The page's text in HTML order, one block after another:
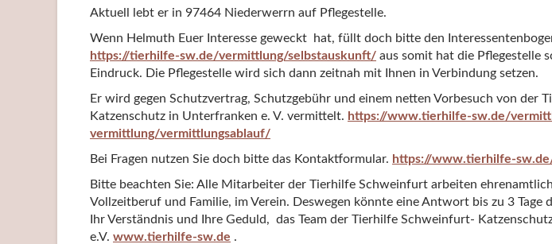
Aktuell lebt er in 97464 Niederwerrn auf Pflegestelle.
Wenn Helmuth Euer Interesse geweckt hat, füllt doch bitte den
https://tierhilfe-sw.de/vermittlung/selbstauskunft/ aus somit hat die Pflegestelle
Eindruck. Die Pflegestelle wird sich dann zeitnah mit Ihnen in Verbindung setzen.
Er wird gegen Schutzvertrag, Schutzgebühr und einem netten Vorbesuch von der
Katzenschutz in Unterfranken e. V. vermittelt. https://www.tierhilfe-sw.de/
vermittlung/vermittlungsablauf/
Bei Fragen nutzen Sie doch bitte das Kontaktformular. https://www.tierhilfe-
Bitte beachten Sie: Alle Mitarbeiter der Tierhilfe Schweinfurt arbeiten
Vollzeitberuf und Familie, im Verein. Deswegen könnte eine Antwort bis zu 3 Tage
Ihr Verständnis und Ihre Geduld, das Team der Tierhilfe Schweinfurt-
e.V. www.tierhilfe-sw.de .